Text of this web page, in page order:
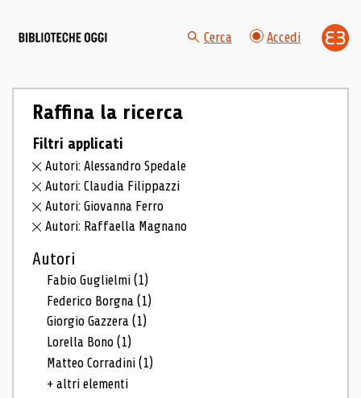
Cerca Accedi
Raffina la ricerca
Filtri applicati
Autori: Alessandro Spedale
Autori: Claudia Filippazzi
Autori: Giovanna Ferro
Autori: Raffaella Magnano
Autori
Fabio Guglielmi(1)
Federico Borgna(1)
Giorgio Gazzera(1)
Lorella Bono(1)
Matteo Corradini(1)
+ altri elementi